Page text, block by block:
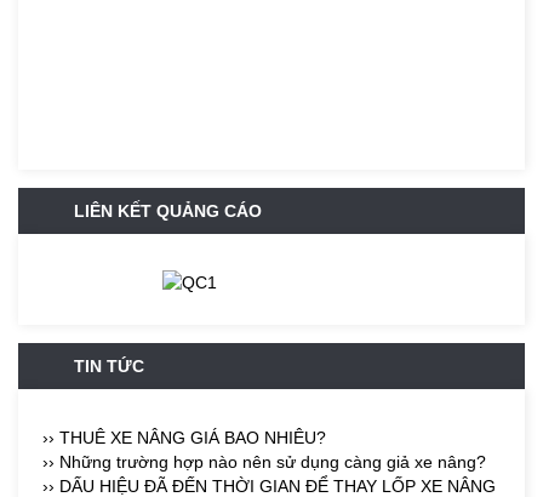
LIÊN KẾT QUẢNG CÁO
TIN TỨC
›› THUÊ XE NÂNG GIÁ BAO NHIÊU?
›› Những trường hợp nào nên sử dụng càng giả xe nâng?
›› DẤU HIỆU ĐÃ ĐẾN THỜI GIAN ĐỂ THAY LỐP XE NÂNG